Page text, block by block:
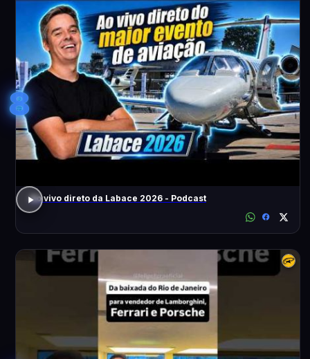
8
Ao vivo direto da Labace 2026 - Podcast